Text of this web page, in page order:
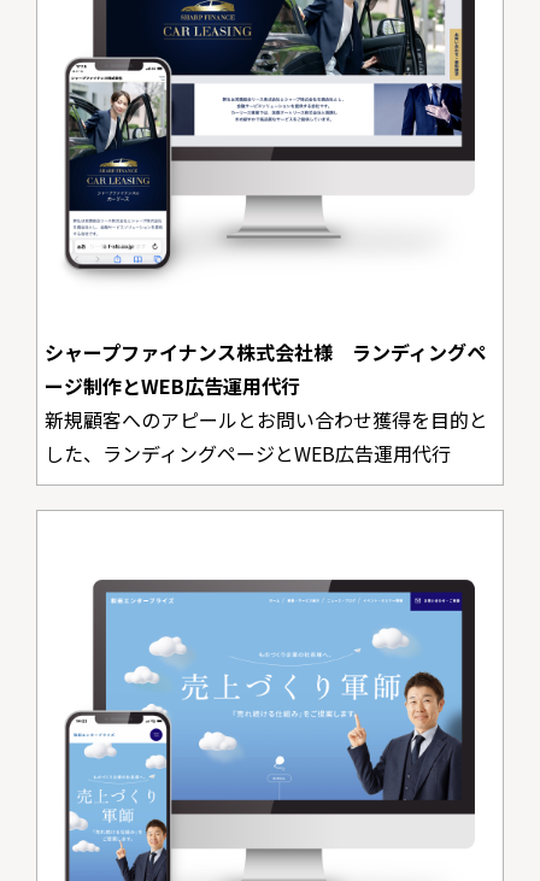
シャープファイナンス株式会社様 ランディングペ
ージ制作とWEB広告運用代行
新規顧客へのアピールとお問い合わせ獲得を目的と
した、ランディングページとWEB広告運用代行